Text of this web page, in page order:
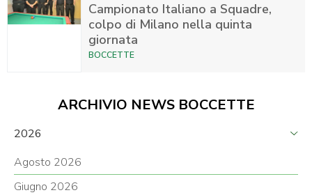
Campionato Italiano a Squadre,
colpo di Milano nella quinta
giornata
BOCCETTE
ARCHIVIO NEWS BOCCETTE
2026
Agosto 2026
Giugno 2026